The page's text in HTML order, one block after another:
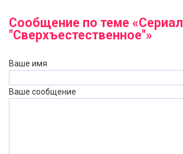
Сообщение по теме «Сериал
"Сверхъестественное"»
Ваше имя
Ваше сообщение